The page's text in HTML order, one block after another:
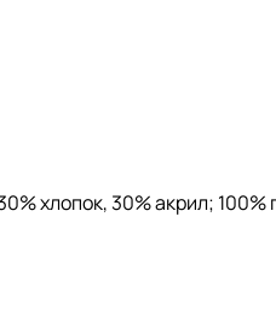
хлопок, 30% акрил; 100%